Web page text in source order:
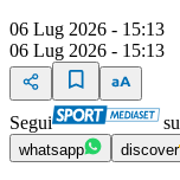
06 Lug 2026 - 15:13
06 Lug 2026 - 15:13
Segui su
whatsapp discover